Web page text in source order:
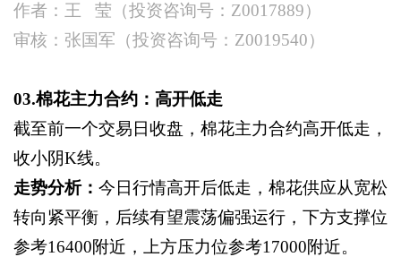
作者：王
莹（投资咨询号：Z0017889）
审核：张国军（投资咨询号： Z0019540）
03.棉花主力合约：高开低走
截至前一个交易日收盘，棉花主力合约高开低走，
收小阴K线。
走势分析： 今日行情高开后低走，棉花供应从宽松
转向紧平衡，后续有望震荡偏强运行，下方支撑位
参考16400附近，上方压力位参考17000附近。